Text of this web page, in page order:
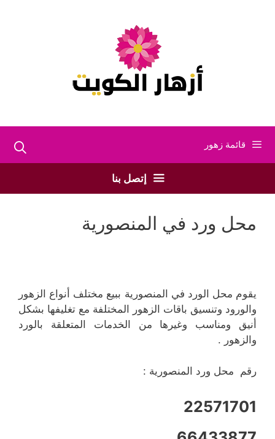
قائمة زهور
إتصل بنا
محل ورد في المنصورية
يقوم محل الورد في المنصورية ببيع مختلف أنواع الزهور
والورود وتنسيق باقات الزهور المختلفة مع تغليفها بشكل
أنيق ومناسب وغيرها من الخدمات المتعلقة بالورد
والزهور .
رقم محل ورد المنصورية :
22571701